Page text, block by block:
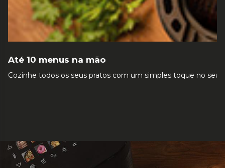
Até 10 menus na mão
Cozinhe todos os seus pratos com um simples toque no seu